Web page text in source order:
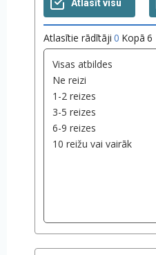
Atlasītie rādītāji 0 Kopā 6